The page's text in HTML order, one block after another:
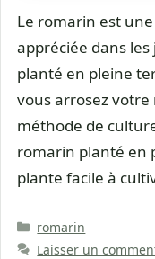
Le romarin est
appréciée dans
planté en pleine
vous arrosez
méthode de
romarin planté en
plante facile à
Catégories
romarin
Laisser un